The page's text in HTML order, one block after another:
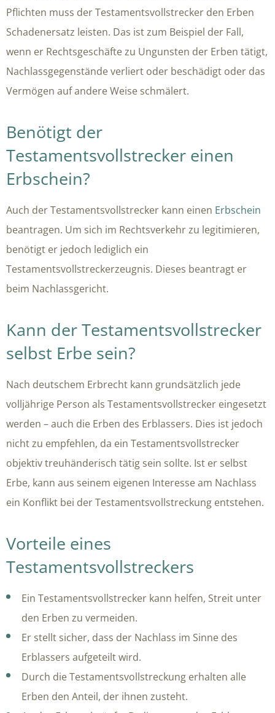
Pflichten muss der Testamentsvollstrecker den Erben
Schadenersatz leisten. Das ist zum Beispiel der Fall,
wenn er Rechtsgeschäfte zu Ungunsten der Erben tätigt,
Nachlassgegenstände verliert oder beschädigt oder das
Vermögen auf andere Weise schmälert.
Benötigt der
Testamentsvollstrecker einen
Erbschein?
Auch der Testamentsvollstrecker kann einen Erbschein
beantragen. Um sich im Rechtsverkehr zu legitimieren,
benötigt er jedoch lediglich ein
Testamentsvollstreckerzeugnis. Dieses beantragt er
beim Nachlassgericht.
Kann der Testamentsvollstrecker
selbst Erbe sein?
Nach deutschem Erbrecht kann grundsätzlich jede
volljährige Person als Testamentsvollstrecker eingesetzt
werden – auch die Erben des Erblassers. Dies ist jedoch
nicht zu empfehlen, da ein Testamentsvollstrecker
objektiv treuhänderisch tätig sein sollte. Ist er selbst
Erbe, kann aus seinem eigenen Interesse am Nachlass
ein Konflikt bei der Testamentsvollstreckung entstehen.
Vorteile eines
Testamentsvollstreckers
Ein Testamentsvollstrecker kann helfen, Streit unter
den Erben zu vermeiden.
Er stellt sicher, dass der Nachlass im Sinne des
Erblassers aufgeteilt wird.
Durch die Testamentsvollstreckung erhalten alle
Erben den Anteil, der ihnen zusteht.